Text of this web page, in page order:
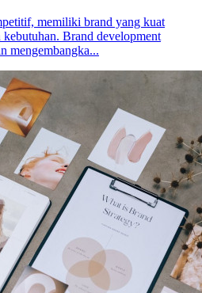
memiliki brand yang kuat
Brand development
mengembangka...